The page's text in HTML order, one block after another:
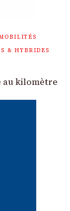
& HYBRIDES
au kilomètre